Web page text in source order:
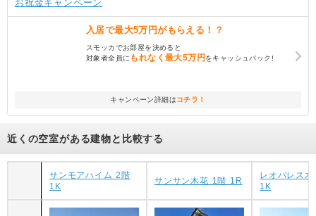
お祝金キャンペーン
入居で最大5万円がもらえる！？
スモッカでお部屋を決めると
対象者全員に もれなく最大5万円をキャッシュバック!
キャンペーン詳細はコチラ！
近くの空室がある建物と比較する
サンモアハイム 2階
1K
サンサン木花 1階 1R
レオパレス
1K